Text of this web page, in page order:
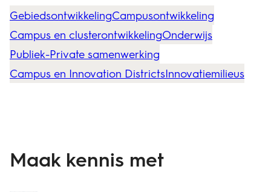
GebiedsontwikkelingCampusontwikkeling
Campus en clusterontwikkelingOnderwijs
Publiek-Private samenwerking
Campus en Innovation DistrictsInnovatiemilieus
Maak kennis met